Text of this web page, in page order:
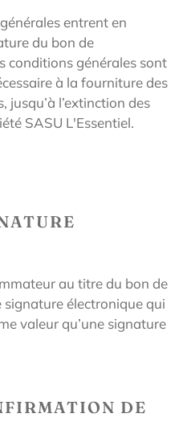
entrent en
du bon de
conditions générales sont
à la fourniture des
jusqu’à l’extinction des
SASU L'Essentiel.
au titre du bon de
électronique qui
valeur qu’une signature
DE